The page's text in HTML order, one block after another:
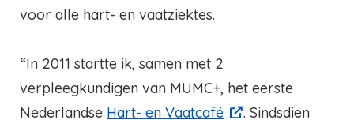
voor alle hart- en vaatziektes.
“In 2011 startte ik, samen met 2
verpleegkundigen van MUMC+, het eerste
Nederlandse Hart- en Vaatcafé
. Sindsdien